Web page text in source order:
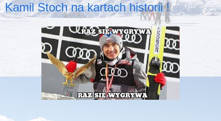
Kamil Stoch na kartach historii !